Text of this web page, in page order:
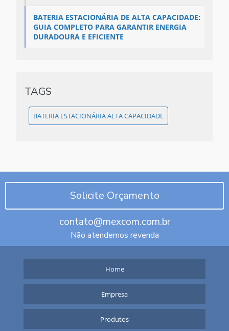
BATERIA ESTACIONÁRIA DE ALTA CAPACIDADE:
GUIA COMPLETO PARA GARANTIR ENERGIA
DURADOURA E EFICIENTE
TAGS
BATERIA ESTACIONÁRIA ALTA CAPACIDADE
Solicite Orçamento
contato@mexcom.com.br
Não atendemos revenda
Home
Empresa
Produtos